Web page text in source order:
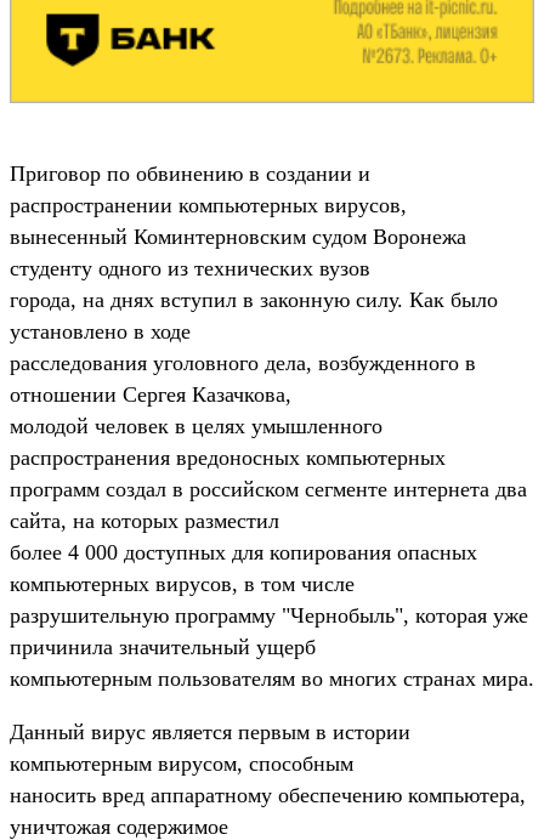
Приговор по обвинению в создании и
распространении компьютерных вирусов,
вынесенный Коминтерновским судом Воронежа
студенту одного из технических вузов
города, на днях вступил в законную силу. Как было
установлено в ходе
расследования уголовного дела, возбужденного в
отношении Сергея Казачкова,
молодой человек в целях умышленного
распространения вредоносных компьютерных
программ создал в российском сегменте интернета два
сайта, на которых разместил
более 4 000 доступных для копирования опасных
компьютерных вирусов, в том числе
разрушительную программу "Чернобыль", которая уже
причинила значительный ущерб
компьютерным пользователям во многих странах мира.
Данный вирус является первым в истории
компьютерным вирусом, способным
наносить вред аппаратному обеспечению компьютера,
уничтожая содержимое